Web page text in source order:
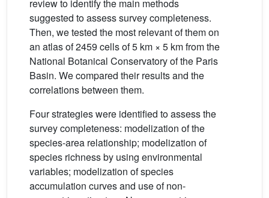
review to identify the main methods
suggested to assess survey completeness.
Then, we tested the most relevant of them on
an atlas of 2459 cells of 5 km × 5 km from the
National Botanical Conservatory of the Paris
Basin. We compared their results and the
correlations between them.
Four strategies were identified to assess the
survey completeness: modelization of the
species-area relationship; modelization of
species richness by using environmental
variables; modelization of species
accumulation curves and use of non-